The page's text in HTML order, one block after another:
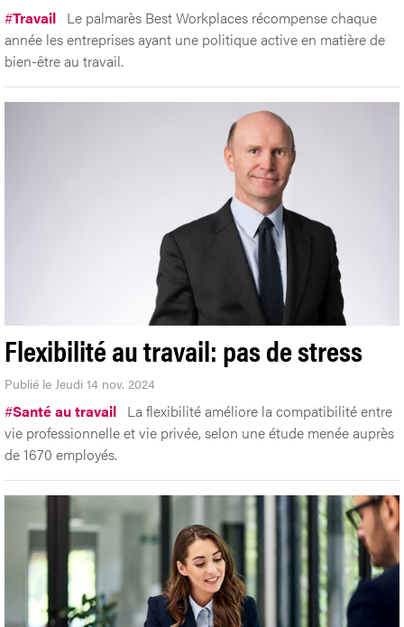
#Travail Le palmarès Best Workplaces récompense chaque
année les entreprises ayant une politique active en matière de
bien-être au travail.
Flexibilité au travail: pas de stress
Publié le Jeudi 14 nov. 2024
#Santé au travail La flexibilité améliore la compatibilité entre
vie professionnelle et vie privée, selon une étude menée auprès
de 1670 employés.